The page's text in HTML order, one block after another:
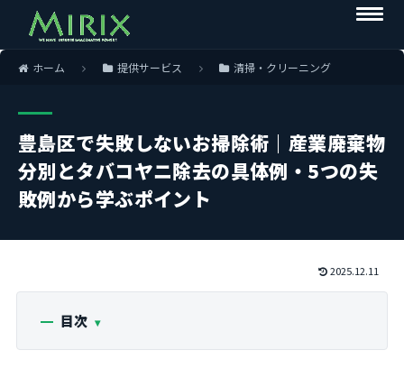
ホーム 提供サービス 清掃・クリーニング
豊島区で失敗しないお掃除術｜産業廃棄物
分別とタバコヤニ除去の具体例・5つの失
敗例から学ぶポイント
2025.12.11
目次